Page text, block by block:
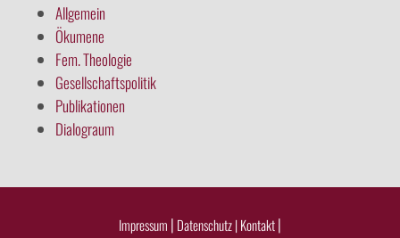
Allgemein
Ökumene
Fem. Theologie
Gesellschaftspolitik
Publikationen
Dialograum
Impressum | Datenschutz |Kontakt|